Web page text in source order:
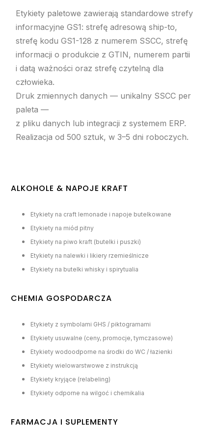
Etykiety paletowe zawierają standardowe strefy
informacyjne GS1: strefę adresową ship-to,
strefę kodu GS1-128 z numerem SSCC, strefę
informacji o produkcie z GTIN, numerem partii
i datą ważności oraz strefę czytelną dla
człowieka.
Druk zmiennych danych — unikalny SSCC per
paleta —
z pliku danych lub integracji z systemem ERP.
Realizacja od 500 sztuk, w 3–5 dni roboczych.
ALKOHOLE & NAPOJE KRAFT
Etykiety na craft lemonade i napoje butelkowane
Etykiety na miód pitny
Etykiety na piwo kraft (butelki i puszki)
Etykiety na nalewki i likiery rzemieślnicze
Etykiety na butelki whisky i spirytualia
CHEMIA GOSPODARCZA
Etykiety z symbolami GHS / piktogramami
Etykiety usuwalne (ceny, promocje, tymczasowe)
Etykiety wodoodporne na środki do WC / łazienki
Etykiety wielowarstwowe z instrukcją
Etykiety kryjące (relabeling)
Etykiety odporne na wilgoć i chemikalia
FARMACJA I SUPLEMENTY